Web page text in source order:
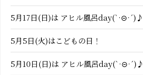
5月17日(日)は アヒル風呂day(`·⊝·´)♪
5月5日(火)はこどもの日！
5月10日(日)は アヒル風呂day(`·⊝·´)♪